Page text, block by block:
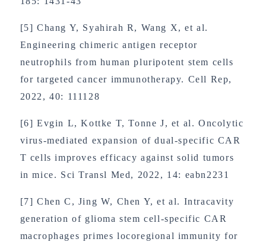
[5] Chang Y, Syahirah R, Wang X, et al.
Engineering chimeric antigen receptor
neutrophils from human pluripotent stem cells
for targeted cancer immunotherapy. Cell Rep,
2022, 40: 111128
[6] Evgin L, Kottke T, Tonne J, et al. Oncolytic
virus-mediated expansion of dual-specific CAR
T cells improves efficacy against solid tumors
in mice. Sci Transl Med, 2022, 14: eabn2231
[7] Chen C, Jing W, Chen Y, et al. Intracavity
generation of glioma stem cell-specific CAR
macrophages primes locoregional immunity for